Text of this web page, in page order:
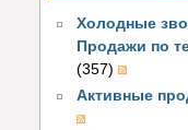
Холодные
Продажи по
(357)
Активные